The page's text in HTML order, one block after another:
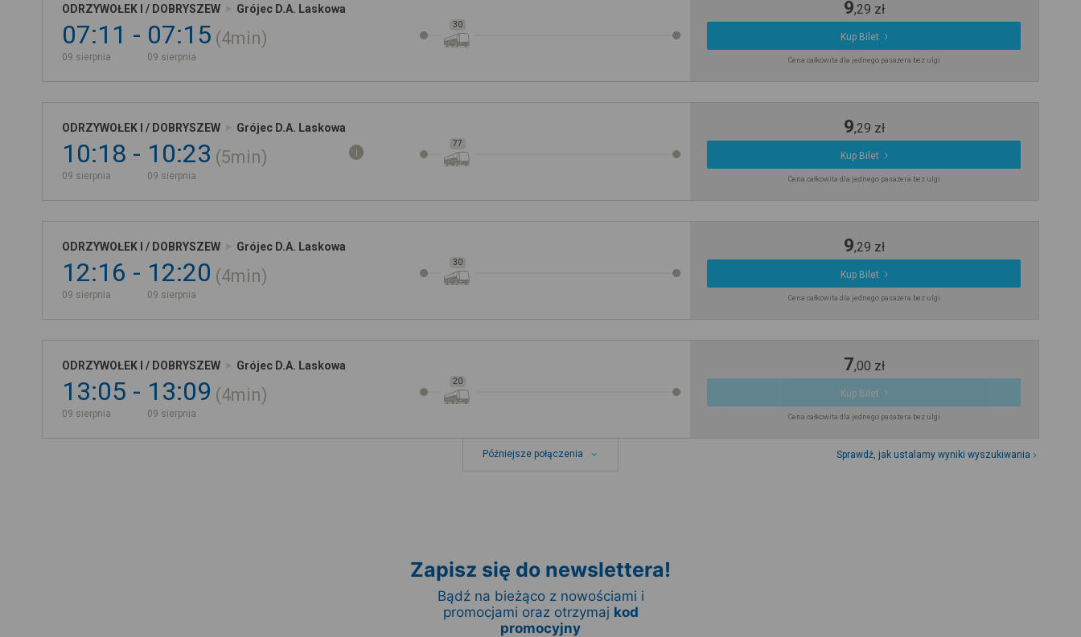
ODRZYWOŁEK I / DOBRYSZEW Grójec D.A. Laskowa
07:11
09 sierpnia
07:15
09 sierpnia
4min
30
9,29 zł
Kup Bilet
Cena całkowita dla jednego pasażera bez ulgi
ODRZYWOŁEK I / DOBRYSZEW Grójec D.A. Laskowa
10:18
09 sierpnia
10:23
09 sierpnia
5min
77
9,29 zł
Kup Bilet
Cena całkowita dla jednego pasażera bez ulgi
ODRZYWOŁEK I / DOBRYSZEW Grójec D.A. Laskowa
12:16
09 sierpnia
12:20
09 sierpnia
4min
30
9,29 zł
Kup Bilet
Cena całkowita dla jednego pasażera bez ulgi
ODRZYWOŁEK I / DOBRYSZEW Grójec D.A. Laskowa
13:05
09 sierpnia
13:09
09 sierpnia
4min
20
7,00 zł
Kup Bilet
Cena całkowita dla jednego pasażera bez ulgi
Późniejsze połączenia Sprawdź, jak ustalamy wyniki wyszukiwania
Zapisz się do newslettera!
Bądź na bieżąco z nowościami i
promocjami oraz otrzymaj kod
promocyjny